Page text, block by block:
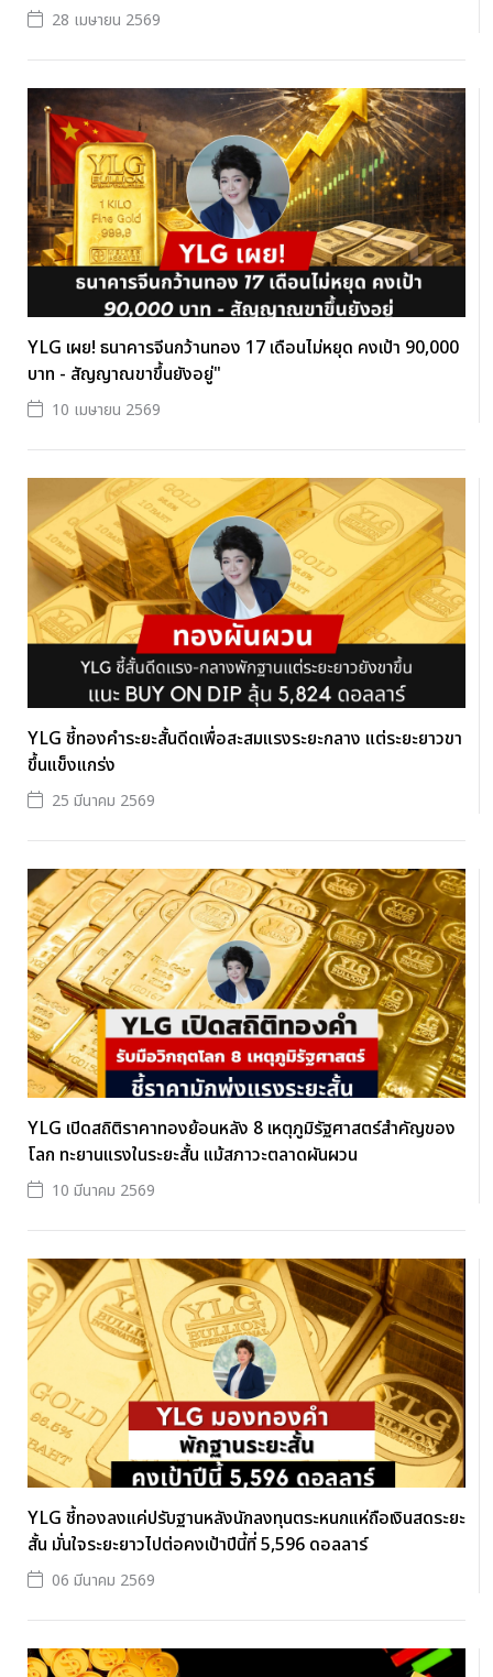
28 เมษายน 2569
YLG เผย! ธนาคารจีนกว้านทอง 17 เดือนไม่หยุด คงเป้า 90,000
บาท - สัญญาณขาขึ้นยังอยู่"
10 เมษายน 2569
YLG ชี้ทองคำระยะสั้นดีดเพื่อสะสมแรงระยะกลาง แต่ระยะยาวขา
ขึ้นแข็งแกร่ง
25 มีนาคม 2569
YLG เปิดสถิติราคาทองย้อนหลัง 8 เหตุภูมิรัฐศาสตร์สำคัญของ
โลก ทะยานแรงในระยะสั้น แม้สภาวะตลาดผันผวน
10 มีนาคม 2569
YLG ชี้ทองลงแค่ปรับฐานหลังนักลงทุนตระหนกแห่ถือเงินสดระยะ
สั้น มั่นใจระยะยาวไปต่อคงเป้าปีนี้ที่ 5,596 ดอลลาร์
06 มีนาคม 2569